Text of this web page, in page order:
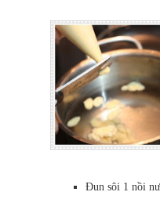
Đun sôi 1 nồi